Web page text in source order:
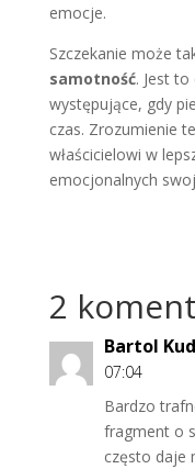
emocje.
Szczekanie może
samotność. Jest
występujące, gdy
czas. Zrozumienie
właścicielowi w
emocjonalnych
2
Bartol
07:04
Bardzo
fragment o
często daje